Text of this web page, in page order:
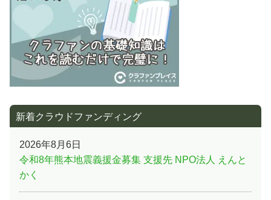
ョ
新着クラウドファンディング
2026年8月6日
令和8年熊本地震義援金募集 支援先 NPO法人 えんと
かく